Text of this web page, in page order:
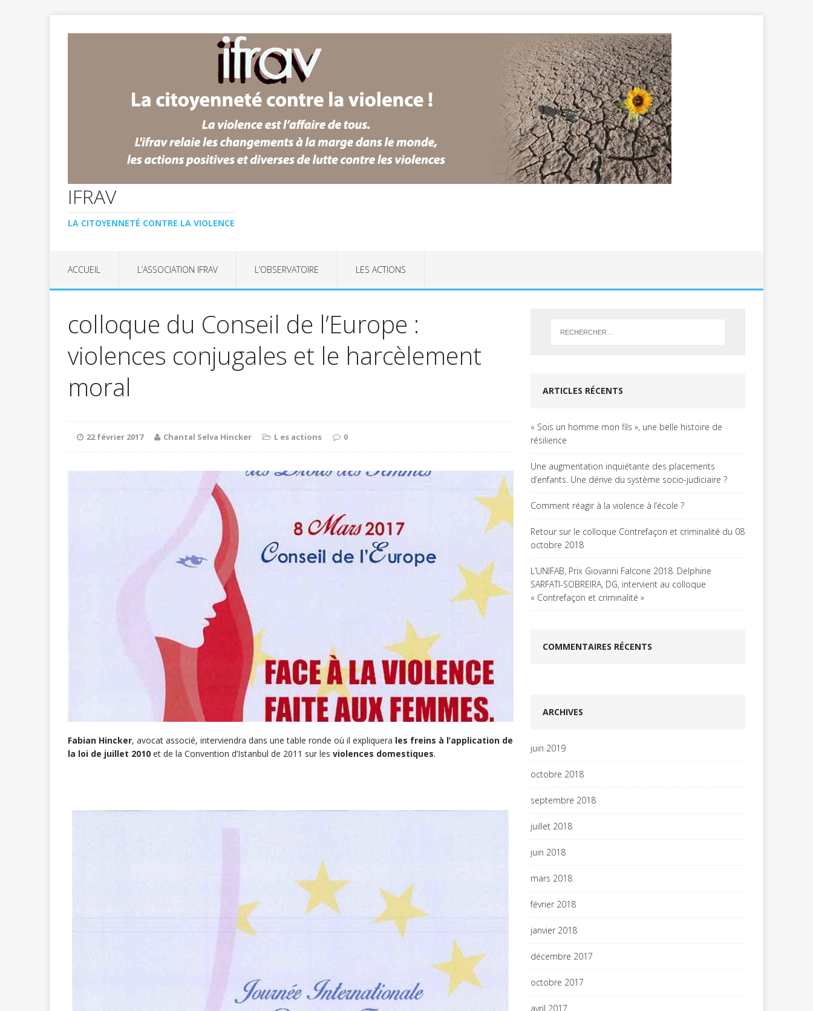
IFRAV
LA CITOYENNETÉ CONTRE LA VIOLENCE
ACCUEIL L’ASSOCIATION IFRAV L’OBSERVATOIRE LES ACTIONS
colloque du Conseil de l’Europe :
violences conjugales et le harcèlement
moral
22 février 2017 Chantal Selva Hincker L es actions 0
Fabian Hincker, avocat associé, interviendra dans une table ronde où il expliquera les freins à l’application de
la loi de juillet 2010 et de la Convention d’Istanbul de 2011 sur les violences domestiques.
ARTICLES RÉCENTS
« Sois un homme mon fils », une belle histoire de
résilience
Une augmentation inquiétante des placements
d’enfants. Une dérive du système socio-judiciaire ?
Comment réagir à la violence à l’école ?
Retour sur le colloque Contrefaçon et criminalité du 08
octobre 2018
L’UNIFAB, Prix Giovanni Falcone 2018. Delphine
SARFATI-SOBREIRA, DG, intervient au colloque
« Contrefaçon et criminalité »
COMMENTAIRES RÉCENTS
ARCHIVES
juin 2019
octobre 2018
septembre 2018
juillet 2018
juin 2018
mars 2018
février 2018
janvier 2018
décembre 2017
octobre 2017
avril 2017